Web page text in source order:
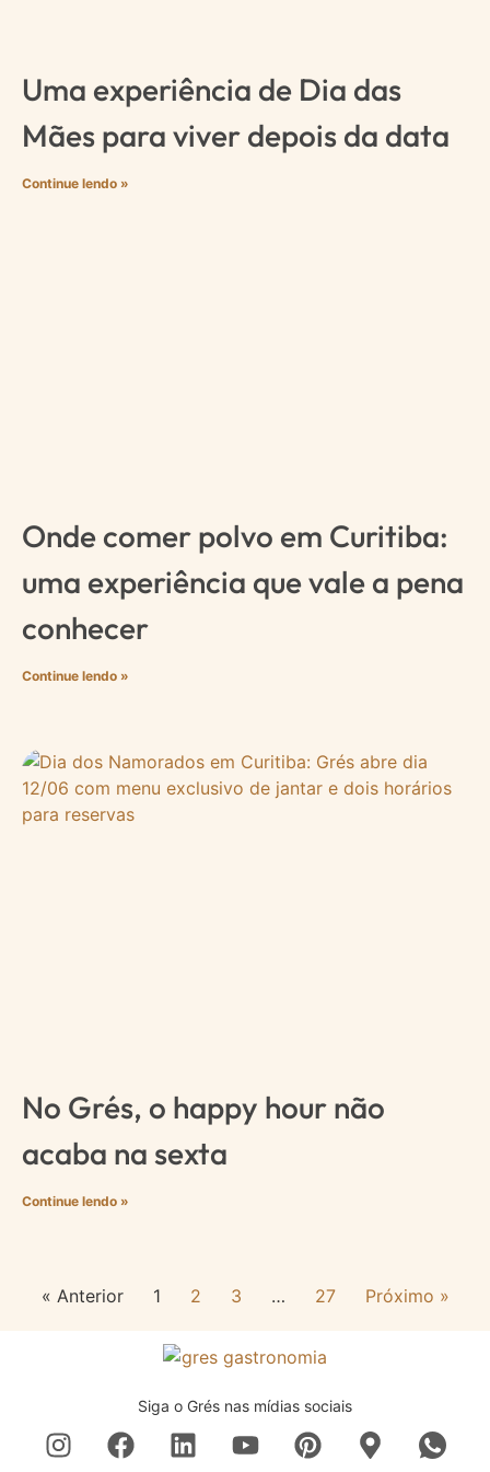
Uma experiência de Dia das
Mães para viver depois da data
Continue lendo »
Onde comer polvo em Curitiba:
uma experiência que vale a pena
conhecer
Continue lendo »
No Grés, o happy hour não
acaba na sexta
Continue lendo »
« Anterior 1 2 3 … 27 Próximo »
Siga o Grés nas mídias sociais